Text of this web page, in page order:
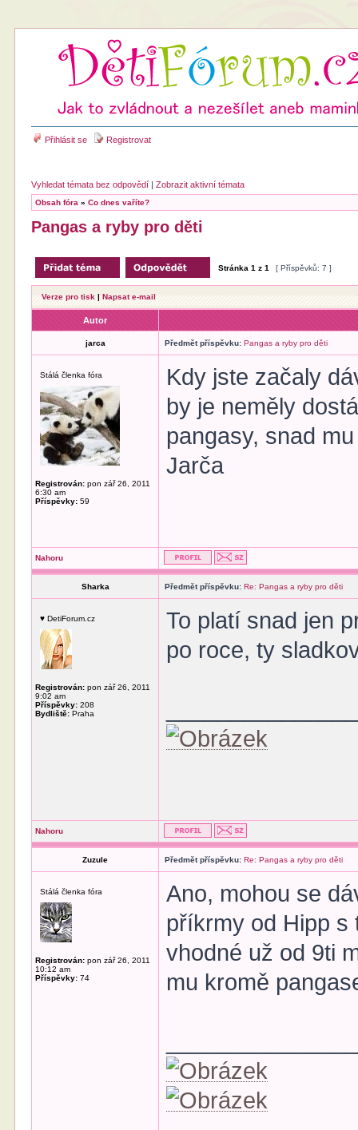
Přihlásit se Registrovat
Vyhledat témata bez odpovědí |Zobrazit aktivní témata
Obsah fóra »Co dnes vaříte?
Pangas a ryby pro děti
Stránka1 z1 [ Příspěvků: 7 ]
Verze pro tisk |Napsat e-mail
Autor
jarca Předmět příspěvku: Pangas a ryby pro děti
Stálá členka fóra
Registrován: pon zář 26, 2011
6:30 am
Příspěvky: 59
Kdy jste začaly
by je neměly
pangasy, snad
Jarča
Nahoru
Sharka Předmět příspěvku: Re: Pangas a ryby pro děti
♥ DetiForum.cz
Registrován: pon zář 26, 2011
9:02 am
Příspěvky: 208
Bydliště: Praha
To platí snad jen
po roce, ty
Nahoru
Zuzule Předmět příspěvku: Re: Pangas a ryby pro děti
Stálá členka fóra
Registrován: pon zář 26, 2011
10:12 am
Příspěvky: 74
Ano, mohou se
příkrmy od Hipp s
vhodné už od 9ti
mu kromě